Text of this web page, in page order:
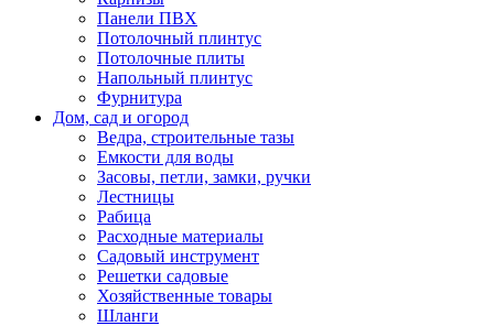
Панели ПВХ
Потолочный плинтус
Потолочные плиты
Напольный плинтус
Фурнитура
Дом, сад и огород
Ведра, строительные тазы
Емкости для воды
Засовы, петли, замки, ручки
Лестницы
Рабица
Расходные материалы
Садовый инструмент
Решетки садовые
Хозяйственные товары
Шланги